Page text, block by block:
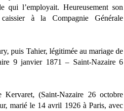
qui l’employait. Heureusement son
à la Compagnie Générale
puis Tahier, légitimée au mariage de
9 janvier 1871 – Saint-Nazaire 6
(Saint-Nazaire 26 octobre
marié le 14 avril 1926 à Paris, avec